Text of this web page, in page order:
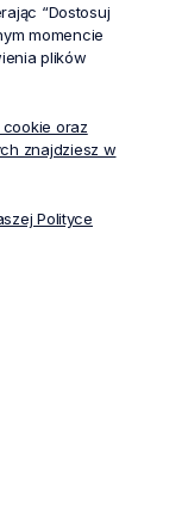
które najlepiej
“Dostosuj
momencie
plików
oraz
znajdziesz w
Polityce